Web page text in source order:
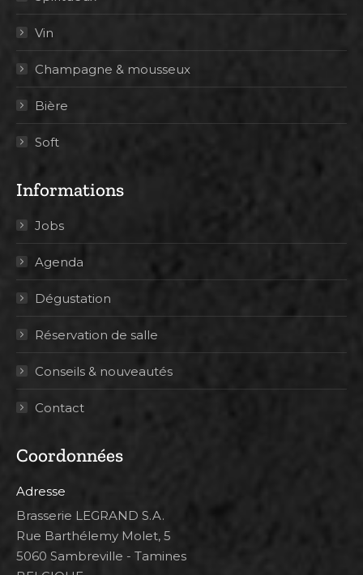
Vin
Champagne & mousseux
Bière
Soft
Informations
Jobs
Agenda
Dégustation
Réservation de salle
Conseils & nouveautés
Contact
Coordonnées
Adresse
Brasserie LEGRAND S.A.
Rue Barthélemy Molet, 5
5060 Sambreville - Tamines